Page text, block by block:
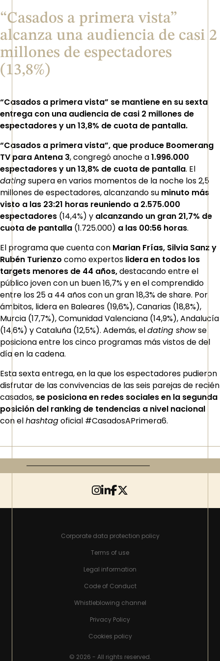
“Casados a primera vista”
alcanza una audiencia de casi 2
millones de espectadores
(13,8%)
“Casados a primera vista” se mantiene en su sexta
entrega con una audiencia de casi 2 millones de
espectadores y un 13,8% de cuota de pantalla.
“Casados a primera vista”, que produce Boomerang
TV para Antena 3, congregó anoche a1.996.000
espectadores y un 13,8% de cuota de pantalla. El
datingsupera en varios momentos de la noche los 2,5
millones de espectadores, alcanzando su minuto más
visto a las 23:21 horas reuniendo a 2.575.000
espectadores (14,4%) y alcanzando un gran 21,7% de
cuota de pantalla (1.725.000) a las 00:56 horas.
El programa que cuenta con Marian Frías, Silvia Sanz y
Rubén Turienzo como expertos lidera en todos los
targets menores de 44 años,destacando entre el
público joven con un buen 16,7% y en el comprendido
entre los 25 a 44 años con un gran 18,3% de share. Por
ámbitos, lidera en Baleares (19,6%), Canarias (18,8%),
Murcia (17,7%), Comunidad Valenciana (14,9%), Andalucía
(14,6%) y Cataluña (12,5%). Además, eldating showse
posiciona entre los cinco programas más vistos de del
día en la cadena.
Esta sexta entrega, en la que los espectadores pudieron
disfrutar de las convivencias de las seis parejas de recién
casados, se posiciona en redes sociales en la segunda
posición del ranking de tendencias a nivel nacional
con elhashtagoficial #CasadosAPrimera6.
Corporate data protection policy
Terms of use
Legal information
Code of Conduct
Whistleblowing channel
Privacy Policy
Cookies policy
© 2026 - All rights reserved.